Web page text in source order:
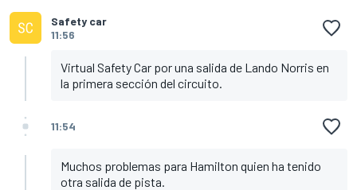
Safety car
11:56
Virtual Safety Car por una salida de Lando Norris en
la primera sección del circuito.
11:54
Muchos problemas para Hamilton quien ha tenido
otra salida de pista.